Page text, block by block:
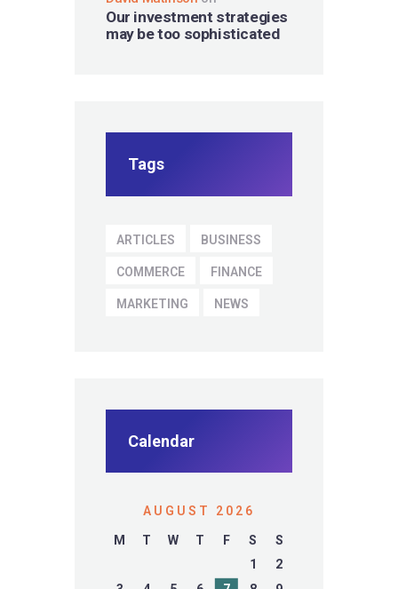
Our investment strategies
may be too sophisticated
Tags
ARTICLES BUSINESS
COMMERCE FINANCE
MARKETING NEWS
Calendar
AUGUST 2026
M T W T F S
S
1
2